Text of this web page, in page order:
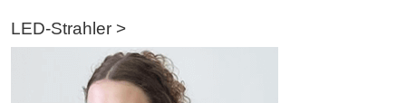
LED-Strahler >